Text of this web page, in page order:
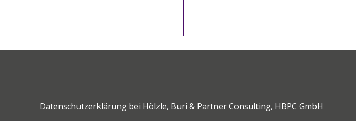
Datenschutzerklärung bei Hölzle, Buri & Partner Consulting, HBPC GmbH